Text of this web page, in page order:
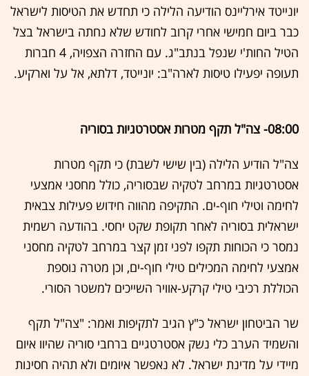
יונייטד אירליינס הודיעה הלילה כי תחדש את הטיסות לישראל
כבר ביום חמישי אחרי קרוב לחודש שלא נחתה בישראל בצל
הטיל החות'י שנפל בנתב"ג. עם החזרה הצפויה, 4 חברות
תעופה יפעילו טיסות לארה"ב: יונייטד, דלתא, אל על וארקיע.
08:00- צה"ל תקף מטרות אסטרטגיות בסוריה
צה"ל הודיע הלילה (בין שישי לשבת) כי תקף מטרות
אסטרטגיות במרחב לטקיה שבסוריה, כולל מחסני אמצעי
לחימה וטילי חוף-ים. התקיפה מהווה חידוש פעילות צבאית
ישראלית בסוריה לאחר תקופת שקט יחסי. בהודעה רשמית
נמסר כי הכוחות תקפו לפני זמן קצר במרחב לטקיה מחסני
אמצעי לחימה המכילים טילי חוף-ים, וכן מטרה נוספת
הכוללת רכיבי טילי קרקע-אוויר השייכים למשטר הסורי.
שר הביטחון ישראל כ"ץ הגיב לתקיפות ואמר: "צה"ל תקף
והשמיד הערב כלי נשק אסטרטגיים ברחבי סוריה שהיוו איום
מיידי על מדינת ישראל. לא נאפשר איומים ולא תהיה חסינות